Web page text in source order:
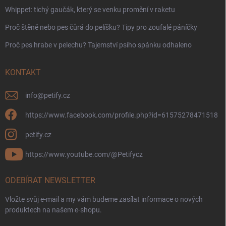
Whippet: tichý gaučák, který se venku promění v raketu
Proč štěně nebo pes čůrá do pelíšku? Tipy pro zoufalé páníčky
Proč pes hrabe v pelechu? Tajemství psího spánku odhaleno
KONTAKT
info@petify.cz
https://www.facebook.com/profile.php?id=61575278471518
petify.cz
https://www.youtube.com/@Petifycz
ODEBÍRAT NEWSLETTER
Vložte svůj e-mail a my vám budeme zasílat informace o nových
produktech na našem e-shopu.